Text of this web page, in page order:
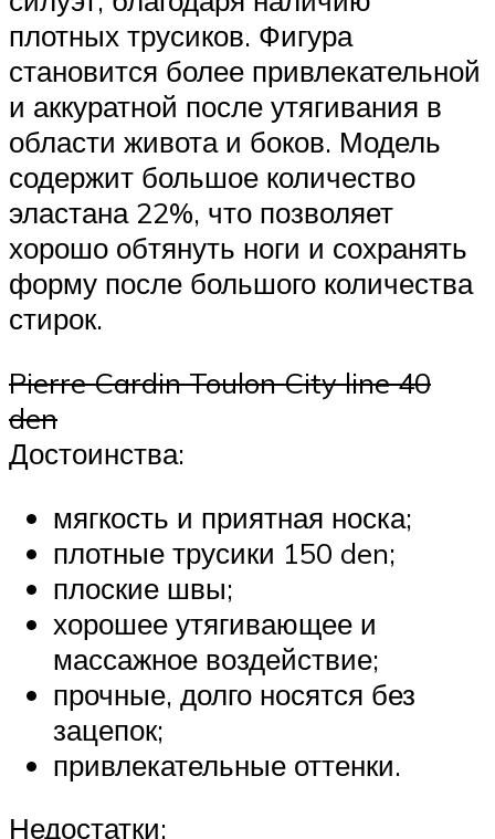
плотных трусиков. Фигура
становится более привлекательной
и аккуратной после утягивания в
области живота и боков. Модель
содержит большое количество
эластана 22%, что позволяет
хорошо обтянуть ноги и сохранять
форму после большого количества
стирок.
Pierre Cardin Toulon City line 40
den
Достоинства:
мягкость и приятная носка;
плотные трусики 150 den;
плоские швы;
хорошее утягивающее и
массажное воздействие;
прочные, долго носятся без
зацепок;
привлекательные оттенки.
Недостатки: